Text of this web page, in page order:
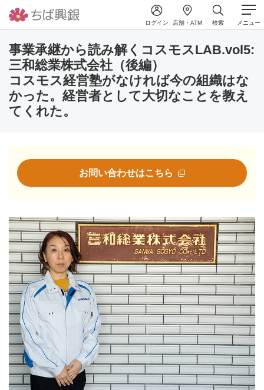
ログイン 店舗・ATM 検索 メニュー
事業承継から読み解くコスモスLAB.vol5:
三和総業株式会社（後編）
コスモス経営塾がなければ今の組織はな
かった。経営者として大切なことを教え
てくれた。
お問い合わせはこちら